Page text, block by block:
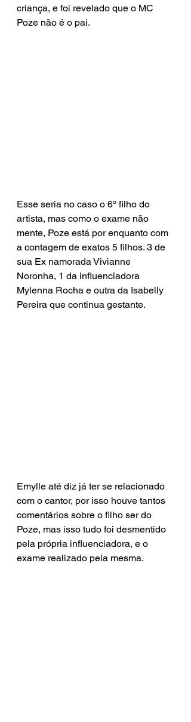
criança, e foi revelado que o MC
Poze não é o pai.
Esse seria no caso o 6º filho do
artista, mas como o exame não
mente, Poze está por enquanto com
a contagem de exatos 5 filhos. 3 de
sua Ex namorada Vivianne
Noronha, 1 da influenciadora
Mylenna Rocha e outra da Isabelly
Pereira que continua gestante.
Emylle até diz já ter se relacionado
com o cantor, por isso houve tantos
comentários sobre o filho ser do
Poze, mas isso tudo foi desmentido
pela própria influenciadora, e o
exame realizado pela mesma.